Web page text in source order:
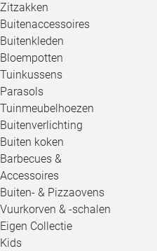
Zitzakken
Buitenaccessoires
Buitenkleden
Bloempotten
Tuinkussens
Parasols
Tuinmeubelhoezen
Buitenverlichting
Buiten koken
Barbecues &
Accessoires
Buiten- & Pizzaovens
Vuurkorven & -schalen
Eigen Collectie
Kids